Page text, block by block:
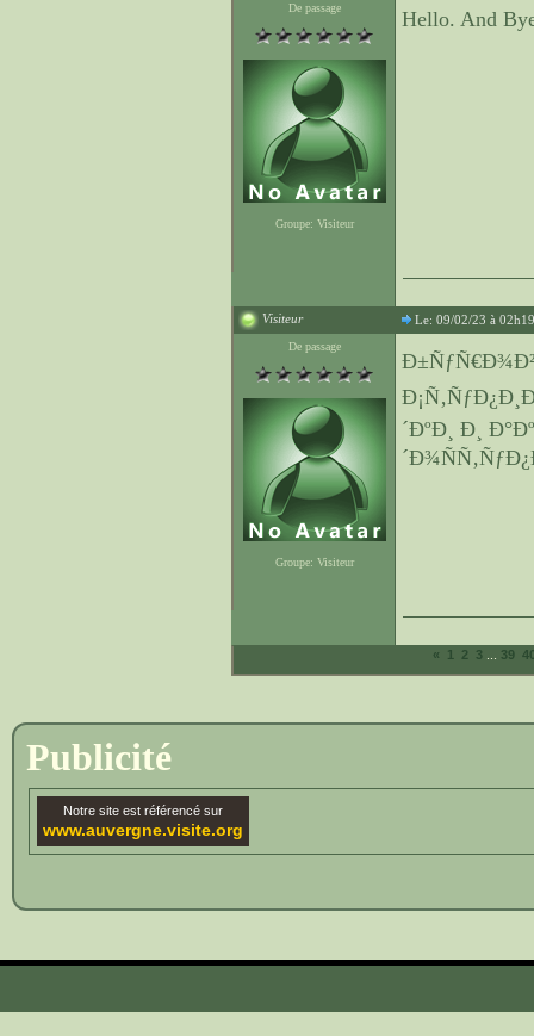
De passage
Groupe: Visiteur
Hello. And
Visiteur Le: 09/02/23 à 02h19
De passage
Groupe: Visiteur
´ÐºÐ¸ Ð¸
« 1 2 3 ... 39
Publicité
Notre site est référencé sur
www.auvergne.visite.org